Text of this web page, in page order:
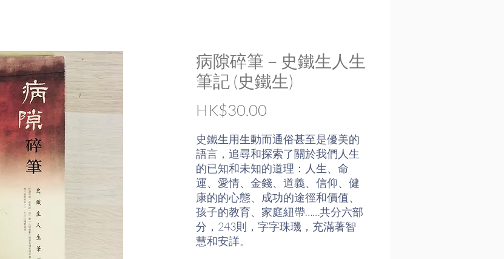
病隙碎筆－史鐵生人生
筆記 (史鐵生)
HK$30.00
史鐵生用生動而通俗甚至是優美的
語言，追尋和探索了關於我們人生
的已知和未知的道理：人生、命
運、愛情、金錢、道義、信仰、健
康的的心態、成功的途徑和價值、
孩子的教育、家庭紐帶……共分六部
分，243則，字字珠璣，充滿著智
慧和安詳。